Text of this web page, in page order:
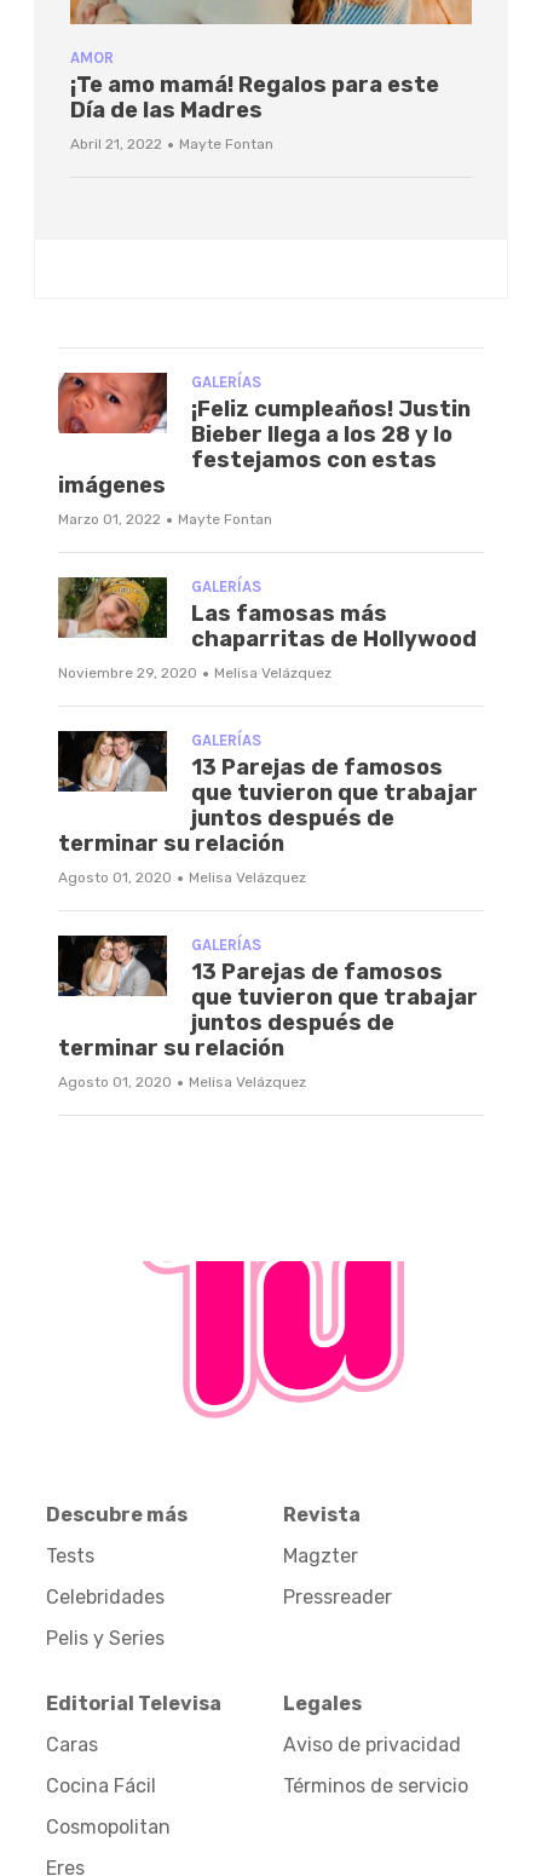
AMOR
¡Te amo mamá! Regalos para este
Día de las Madres
Abril 21, 2022 · Mayte Fontan
GALERÍAS
¡Feliz cumpleaños! Justin
Bieber llega a los 28 y lo
festejamos con estas
imágenes
Marzo 01, 2022 · Mayte Fontan
GALERÍAS
Las famosas más
chaparritas de Hollywood
Noviembre 29, 2020 · Melisa Velázquez
GALERÍAS
13 Parejas de famosos
que tuvieron que trabajar
juntos después de
terminar su relación
Agosto 01, 2020 · Melisa Velázquez
GALERÍAS
13 Parejas de famosos
que tuvieron que trabajar
juntos después de
terminar su relación
Agosto 01, 2020 · Melisa Velázquez
Descubre más
Tests
Celebridades
Pelis y Series
Revista
Magzter
Pressreader
Editorial Televisa
Caras
Cocina Fácil
Cosmopolitan
Eres
Legales
Aviso de privacidad
Términos de servicio